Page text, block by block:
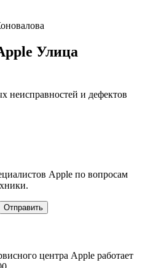
Улица
неисправностей и дефектов
Apple по вопросам
Отправить
центра Apple работает